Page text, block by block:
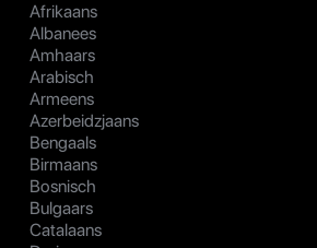
Afrikaans
Albanees
Amhaars
Arabisch
Armeens
Azerbeidzjaans
Bengaals
Birmaans
Bosnisch
Bulgaars
Catalaans